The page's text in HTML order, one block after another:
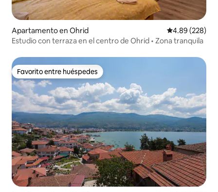
Apartamento en Ohrid Calificación
4.89 (228)
Estudio con terraza en el centro de Ohrid • Zona tranquila
Favorito entre huéspedes
Favorito entre huéspedes